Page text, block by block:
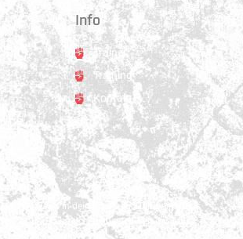
Info
Trainer
Training
Kontakt
unsere News in dein Postfach. Darüber hinaus
und Lehrreiches aus der Welt des Muay Thai